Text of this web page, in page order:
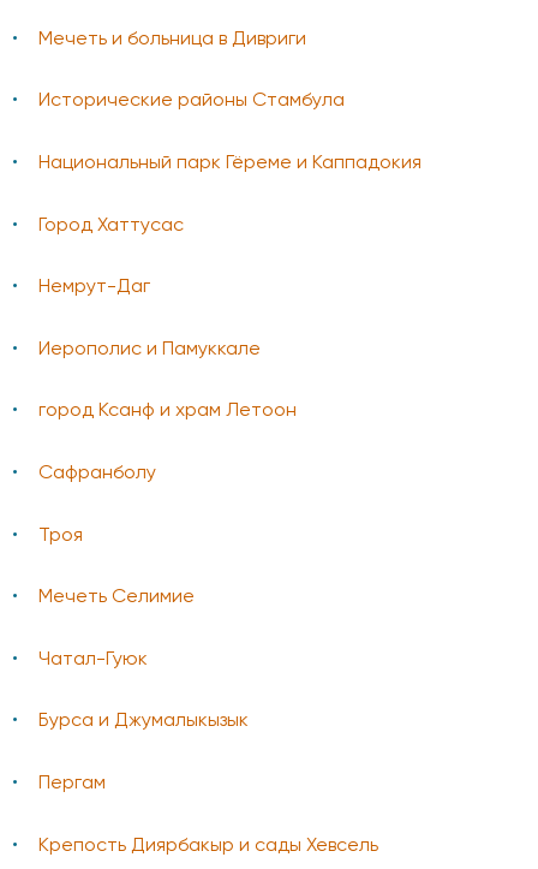
Мечеть и больница в Дивриги
Исторические районы Стамбула
Национальный парк Гёреме и Каппадокия
Город Хаттусас
Немрут-Даг
Иерополис и Памуккале
город Ксанф и храм Летоон
Сафранболу
Троя
Мечеть Селимие
Чатал-Гуюк
Бурса и Джумалыкызык
Пергам
Крепость Диярбакыр и сады Хевсель